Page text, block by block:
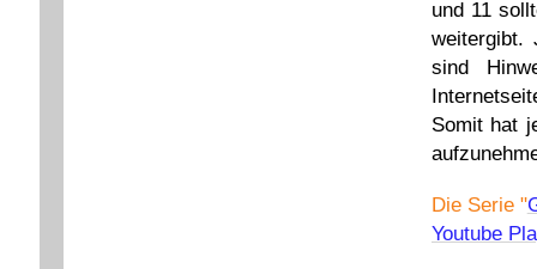
und 11
weitergibt.
sind
Somit hat
Die Serie "
Youtube